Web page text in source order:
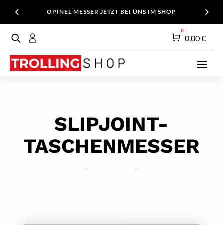
OPINEL MESSER JETZT BEI UNS IM SHOP
Warenkorb
0
0,00€
SLIPJOINT-
TASCHENMESSER